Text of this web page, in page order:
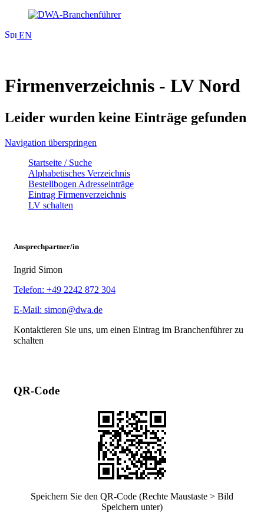
EN
Firmenverzeichnis - LV Nord
Leider wurden keine Einträge gefunden
Navigation überspringen
Startseite / Suche
Alphabetisches Verzeichnis
Bestellbogen Adresseinträge
Eintrag Firmenverzeichnis
LV schalten
Ansprechpartner/in
Ingrid Simon
Telefon: +49 2242 872 304
E-Mail: simon@dwa.de
Kontaktieren Sie uns, um einen Eintrag im Branchenführer zu
schalten
QR-Code
Speichern Sie den QR-Code (Rechte Maustaste > Bild
Speichern unter)